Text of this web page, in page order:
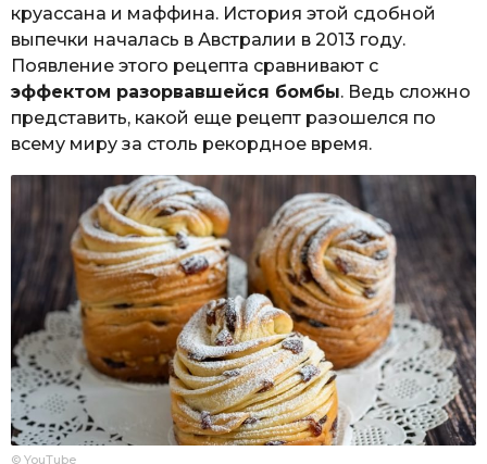
круассана и маффина. История этой сдобной
выпечки началась в Австралии в 2013 году.
Появление этого рецепта сравнивают с
эффектом разорвавшейся бомбы. Ведь сложно
представить, какой еще рецепт разошелся по
всему миру за столь рекордное время.
© YouTube